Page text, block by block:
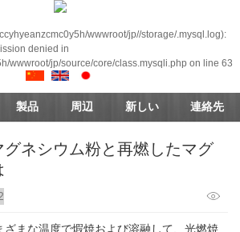
wwwroot/jp//storage/.mysql.log):
denied in
wwwroot/jp/source/core/class.mysqli.php on line 63
製品 周辺 新しい 連絡先
ネシウム粉と再燃したマグ
ざまな温度で煆焼および溶融して、光燃焼